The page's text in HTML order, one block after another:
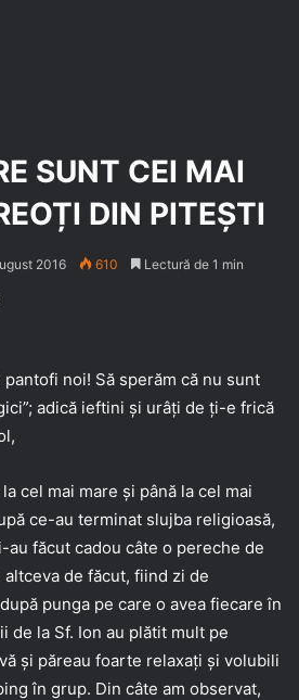
SUNT CEI MAI
DIN PITEȘTI
2016 610 Lectură de 1 min
noi! Să sperăm că nu sunt
adică ieftini și urâți de ți-e frică
cel mai mare și până la cel mai
ce-au terminat slujba religioasă,
făcut cadou câte o pereche de
de făcut, fiind zi de
punga pe care o avea fiecare în
de la Sf. Ion au plătit mult pe
și păreau foarte relaxați și volubili
în grup. Din câte am observat,